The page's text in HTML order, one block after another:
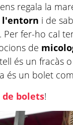
regala la
l'entorn i de
. Per fer-ho cal
de
és un fracàs
és un bolet
bolets!